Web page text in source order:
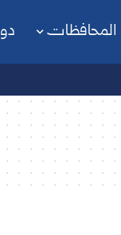
المحافظات